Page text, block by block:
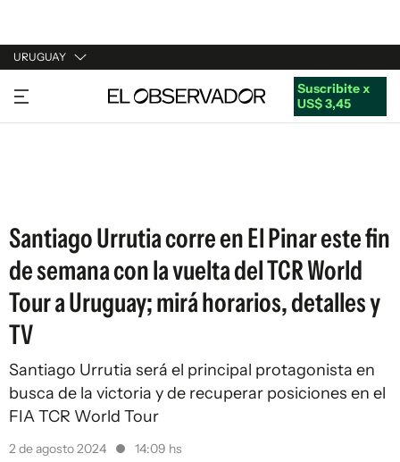
URUGUAY
URUGUAY
ARGENTINA
Suscribite x
US$ 3,45
Santiago Urrutia corre en El Pinar este fin
de semana con la vuelta del TCR World
Tour a Uruguay; mirá horarios, detalles y
TV
Santiago Urrutia será el principal protagonista en
busca de la victoria y de recuperar posiciones en el
FIA TCR World Tour
2 de agosto 2024 14:09 hs